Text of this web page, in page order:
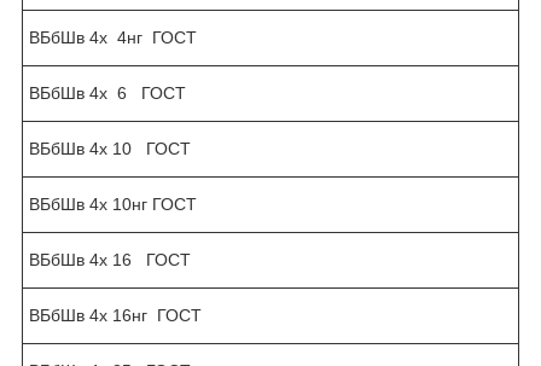
ВБбШв 4х 4нг ГОСТ
ВБбШв 4х 6 ГОСТ
ВБбШв 4х 10 ГОСТ
ВБбШв 4х 10нг ГОСТ
ВБбШв 4х 16 ГОСТ
ВБбШв 4х 16нг ГОСТ